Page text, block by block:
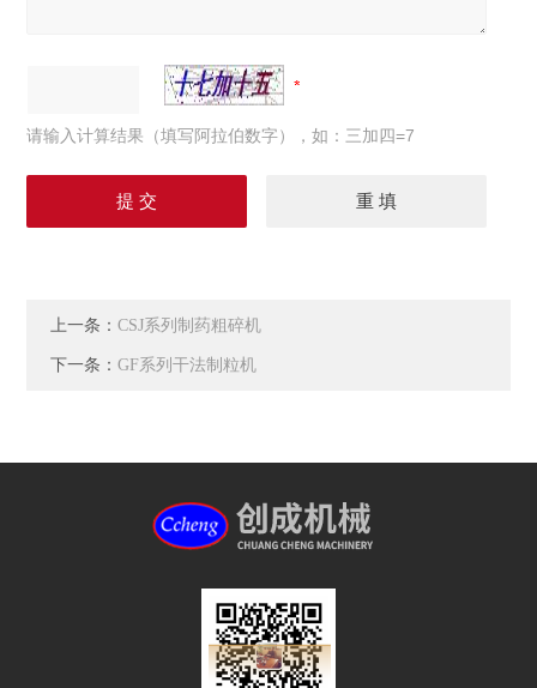
请输入计算结果（填写阿拉伯数字），如：三加四=7
上一条：CSJ系列制药粗碎机
下一条：GF系列干法制粒机